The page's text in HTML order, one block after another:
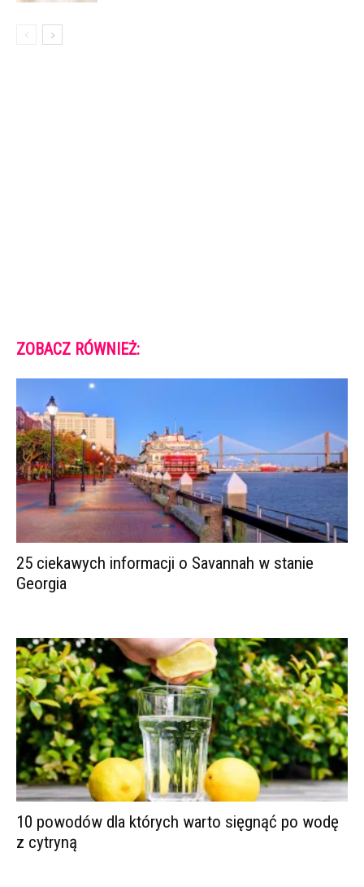
ZOBACZ RÓWNIEŻ:
25 ciekawych informacji o Savannah w stanie
Georgia
10 powodów dla których warto sięgnąć po wodę
z cytryną